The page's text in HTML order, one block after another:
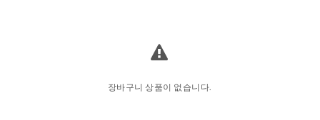
장바구니 상품이 없습니다.